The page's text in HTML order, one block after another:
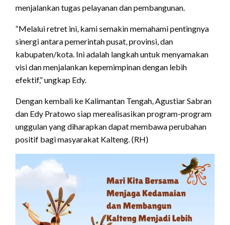
menjalankan tugas pelayanan dan pembangunan.
“Melalui retret ini, kami semakin memahami pentingnya
sinergi antara pemerintah pusat, provinsi, dan
kabupaten/kota. Ini adalah langkah untuk menyamakan
visi dan menjalankan kepemimpinan dengan lebih
efektif,” ungkap Edy.
Dengan kembali ke Kalimantan Tengah, Agustiar Sabran
dan Edy Pratowo siap merealisasikan program-program
unggulan yang diharapkan dapat membawa perubahan
positif bagi masyarakat Kalteng. (RH)